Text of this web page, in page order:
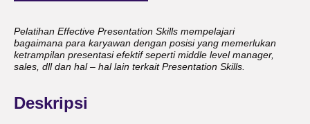
Pelatihan Effective Presentation Skills mempelajari
bagaimana para karyawan dengan posisi yang memerlukan
ketrampilan presentasi efektif seperti middle level manager,
sales, dll dan hal – hal lain terkait Presentation Skills.
Deskripsi